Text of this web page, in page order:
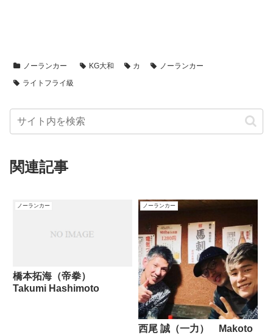
ノーランカー KG大和 カ
ノーランカー
ライトフライ級
関連記事
ノーランカー
橋本拓海（帝拳）
Takumi Hashimoto
ノーランカー
西尾 誠（一力） Makoto